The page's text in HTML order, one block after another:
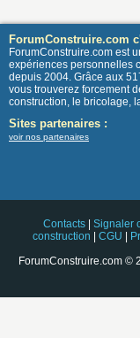
ForumConstruire.com
ForumConstruire.com est
expériences personnelles
depuis 2004. Grâce aux
vous trouverez forcement
construction, le bricolage,
Sites partenaires :
voir nos partenaires
Contacts Signaler
construction
CGU
ForumConstruire.com ©